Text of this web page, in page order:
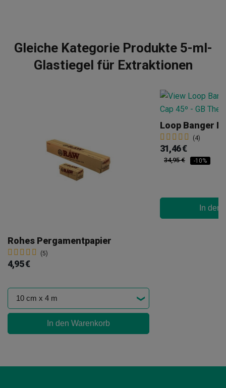
Gleiche Kategorie Produkte 5-ml-
Glastiegel für Extraktionen
Rohes Pergamentpapier
(5)
4,95 €
In den Warenkorb
(4)
31,46 €
34,95 € -10%
In den